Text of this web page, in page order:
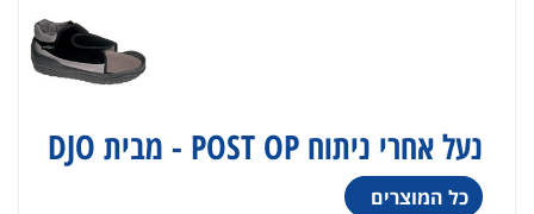
נעל אחרי ניתוח POST OP - מבית DJO
כל המוצרים